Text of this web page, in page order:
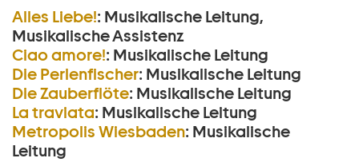
Alles Liebe!: Musikalische Leitung,
Musikalische Assistenz
Ciao amore!: Musikalische Leitung
Die Perlen­fischer: Musikalische Leitung
Die Zauberflöte: Musikalische Leitung
La traviata: Musikalische Leitung
Metropolis Wiesbaden: Musikalische
Leitung